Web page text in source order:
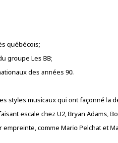
québécois;
groupe Les BB;
des années 90.
styles musicaux qui ont façonné la
escale chez U2, Bryan Adams,
comme Mario Pelchat et